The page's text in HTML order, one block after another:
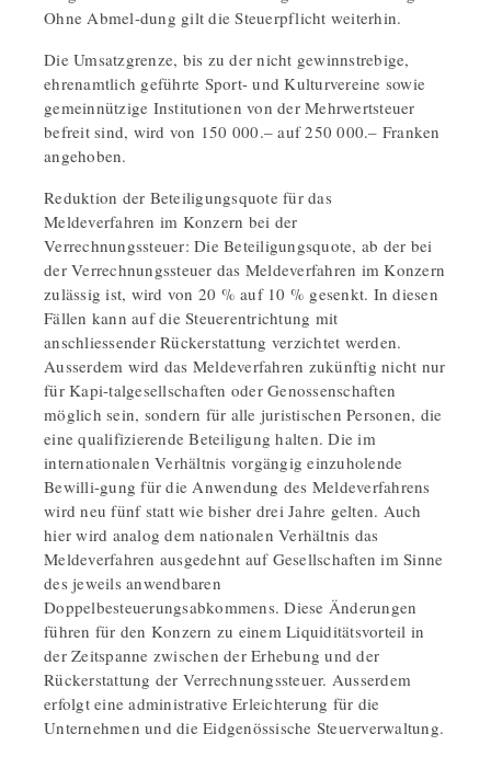
Ohne Abmel-dung gilt die Steuerpflicht weiterhin.
Die Umsatzgrenze, bis zu der nicht gewinnstrebige,
ehrenamtlich geführte Sport- und Kulturvereine sowie
gemeinnützige Institutionen von der Mehrwertsteuer
befreit sind, wird von 150 000.– auf 250 000.– Franken
angehoben.
Reduktion der Beteiligungsquote für das
Meldeverfahren im Konzern bei der
Verrechnungssteuer: Die Beteiligungsquote, ab der bei
der Verrechnungssteuer das Meldeverfahren im Konzern
zulässig ist, wird von 20 % auf 10 % gesenkt. In diesen
Fällen kann auf die Steuerentrichtung mit
anschliessender Rückerstattung verzichtet werden.
Ausserdem wird das Meldeverfahren zukünftig nicht nur
für Kapi-talgesellschaften oder Genossenschaften
möglich sein, sondern für alle juristischen Personen, die
eine qualifizierende Beteiligung halten. Die im
internationalen Verhältnis vorgängig einzuholende
Bewilli-gung für die Anwendung des Meldeverfahrens
wird neu fünf statt wie bisher drei Jahre gelten. Auch
hier wird analog dem nationalen Verhältnis das
Meldeverfahren ausgedehnt auf Gesellschaften im Sinne
des jeweils anwendbaren
Doppelbesteuerungsabkommens. Diese Änderungen
führen für den Konzern zu einem Liquiditätsvorteil in
der Zeitspanne zwischen der Erhebung und der
Rückerstattung der Verrechnungssteuer. Ausserdem
erfolgt eine administrative Erleichterung für die
Unternehmen und die Eidgenössische Steuerverwaltung.